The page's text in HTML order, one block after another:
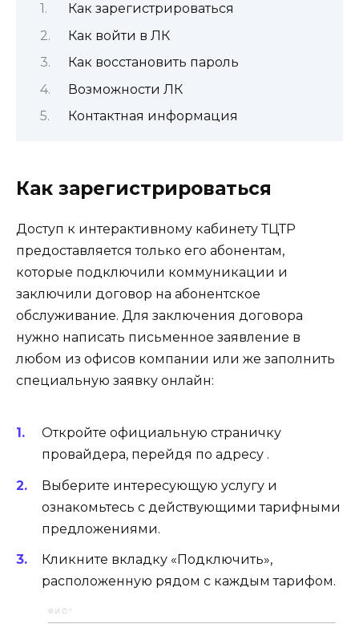
Как зарегистрироваться
Как войти в ЛК
Как восстановить пароль
Возможности ЛК
Контактная информация
Как зарегистрироваться
Доступ к интерактивному кабинету ТЦТР
предоставляется только его абонентам,
которые подключили коммуникации и
заключили договор на абонентское
обслуживание. Для заключения договора
нужно написать письменное заявление в
любом из офисов компании или же заполнить
специальную заявку онлайн:
Откройте официальную страничку
провайдера, перейдя по адресу .
Выберите интересующую услугу и
ознакомьтесь с действующими тарифными
предложениями.
Кликните вкладку «Подключить»,
расположенную рядом с каждым тарифом.